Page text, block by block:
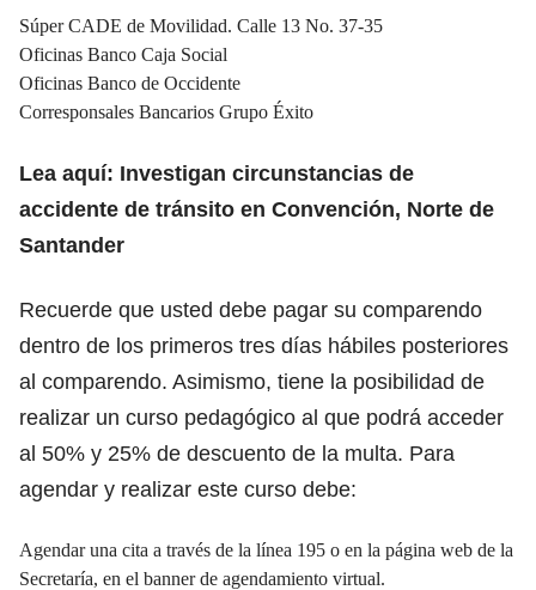
Súper CADE de Movilidad. Calle 13 No. 37-35
Oficinas Banco Caja Social
Oficinas Banco de Occidente
Corresponsales Bancarios Grupo Éxito
Lea aquí: Investigan circunstancias de
accidente de tránsito en Convención, Norte de
Santander
Recuerde que usted debe pagar su comparendo
dentro de los primeros tres días hábiles posteriores
al comparendo. Asimismo, tiene la posibilidad de
realizar un curso pedagógico al que podrá acceder
al 50% y 25% de descuento de la multa. Para
agendar y realizar este curso debe:
Agendar una cita a través de la línea 195 o en la página web de la
Secretaría, en el banner de agendamiento virtual.